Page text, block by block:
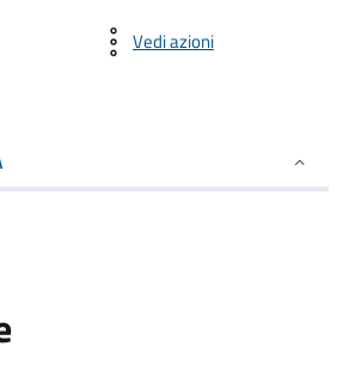
Vedi azioni